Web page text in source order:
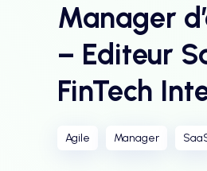
Manager
– Editeur
FinTech
Agile Manager